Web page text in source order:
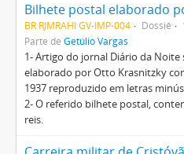
Bilhete postal elaborado
BR RJMRAHI GV-IMP-004 Dossiê
Parte de Getúlio Vargas
1- Artigo do jornal Diário da
elaborado por Otto Krasnitzky
1937 reproduzido em letras
2- O referido bilhete postal,
reis.